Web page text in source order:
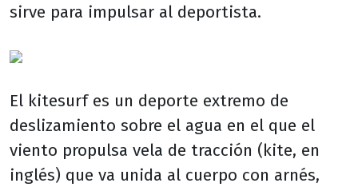
sirve para impulsar al deportista.
El kitesurf es un deporte extremo de
deslizamiento sobre el agua en el que el
viento propulsa vela de tracción (kite, en
inglés) que va unida al cuerpo con arnés,